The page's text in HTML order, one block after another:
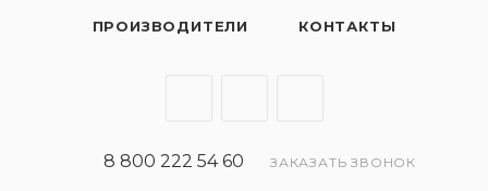
ПРОИЗВОДИТЕЛИ КОНТАКТЫ
8 800 222 54 60 ЗАКАЗАТЬ ЗВОНОК